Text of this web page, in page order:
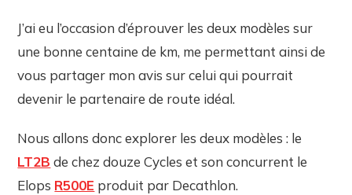
J’ai eu l’occasion d’éprouver les deux modèles sur
une bonne centaine de km, me permettant ainsi de
vous partager mon avis sur celui qui pourrait
devenir le partenaire de route idéal.
Nous allons donc explorer les deux modèles : le
LT2B de chez douze Cycles et son concurrent le
Elops R500E produit par Decathlon.